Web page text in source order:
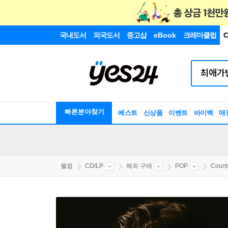
국내도서 외국도서 중고샵 eBook 크레마클럽
빠른분야찾기 베스트 신상품 이벤트 바이백 매
웰컴 CD/LP 해외 구매 POP